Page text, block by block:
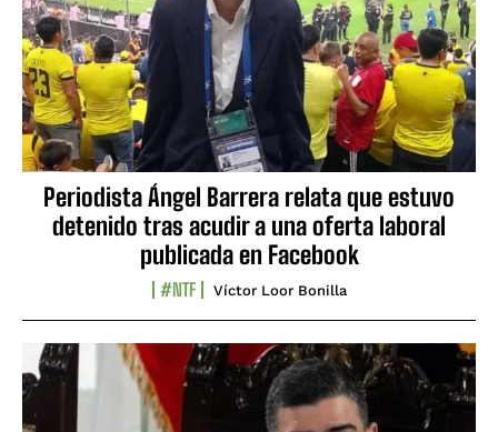
Periodista Ángel Barrera relata que estuvo
detenido tras acudir a una oferta laboral
publicada en Facebook
#NTF Víctor Loor Bonilla